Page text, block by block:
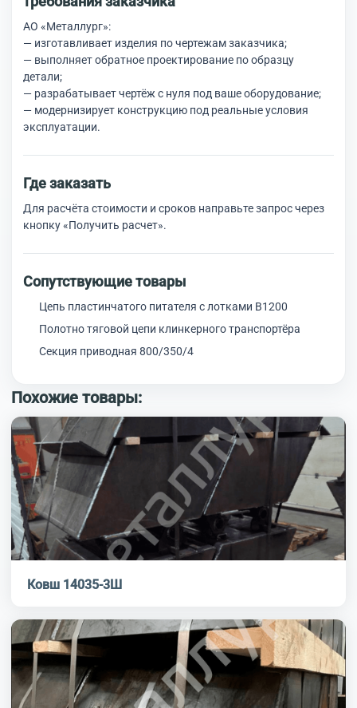
АО «Металлург»:
— изготавливает изделия по чертежам заказчика;
— выполняет обратное проектирование по образцу
детали;
— разрабатывает чертёж с нуля под ваше оборудование;
— модернизирует конструкцию под реальные условия
эксплуатации.
Где заказать
Для расчёта стоимости и сроков направьте запрос через
кнопку «Получить расчет».
Сопутствующие товары
Цепь пластинчатого питателя с лотками В1200
Полотно тяговой цепи клинкерного транспортёра
Секция приводная 800/350/4
Похожие товары:
Ковш 14035-3Ш